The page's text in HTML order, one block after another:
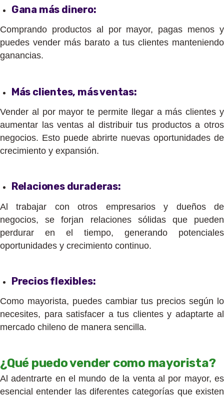
Gana más dinero:
Comprando productos al por mayor, pagas menos y
puedes vender más barato a tus clientes manteniendo
ganancias.
Más clientes, más ventas:
Vender al por mayor te permite llegar a más clientes y
aumentar las ventas al distribuir tus productos a otros
negocios. Esto puede abrirte nuevas oportunidades de
crecimiento y expansión.
Relaciones duraderas:
Al trabajar con otros empresarios y dueños de
negocios, se forjan relaciones sólidas que pueden
perdurar en el tiempo, generando potenciales
oportunidades y crecimiento continuo.
Precios flexibles:
Como mayorista, puedes cambiar tus precios según lo
necesites, para satisfacer a tus clientes y adaptarte al
mercado chileno de manera sencilla.
¿Qué puedo vender como mayorista?
Al adentrarte en el mundo de la venta al por mayor, es
esencial entender las diferentes categorías que existen